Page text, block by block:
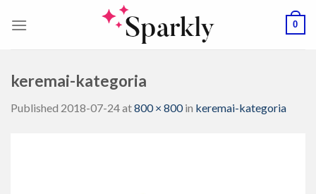
0
keremai-kategoria
Published 2018-07-24at800 × 800in keremai-kategoria